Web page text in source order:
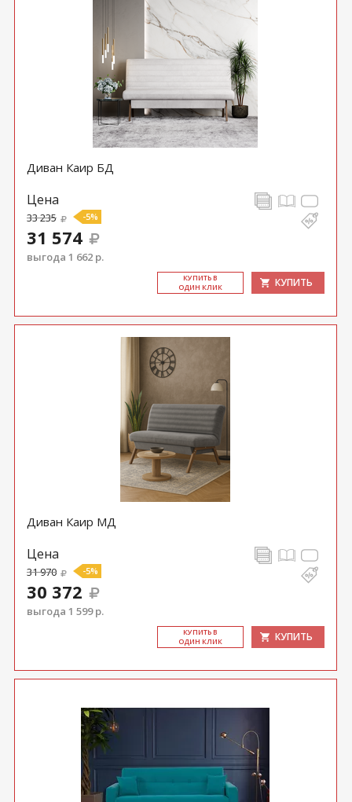
Диван Каир БД
Цена
33 235 -5%
31 574
выгода 1 662 р.
КУ­ПИТЬ В
ОДИН КЛИК
КУПИТЬ
Диван Каир МД
Цена
31 970 -5%
30 372
выгода 1 599 р.
КУ­ПИТЬ В
ОДИН КЛИК
КУПИТЬ